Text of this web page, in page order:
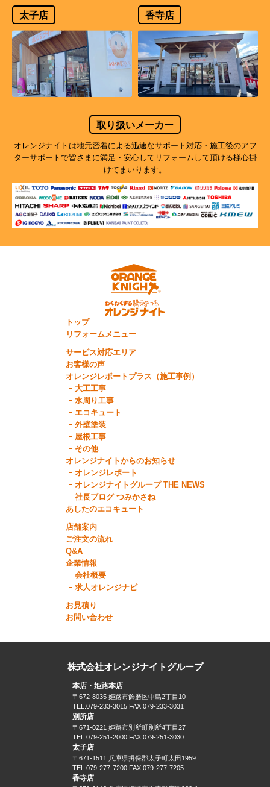
太子店 香寺店
取り扱いメーカー
オレンジナイトは地元密着による迅速なサポート対応・施工後のアフ
ターサポートで皆さまに満足・安心してリフォームして頂ける様心掛
けてまいります。
トップ
リフォームメニュー
サービス対応エリア
お客様の声
オレンジレポートプラス（施工事例）
大工工事
水周り工事
エコキュート
外壁塗装
屋根工事
その他
オレンジナイトからのお知らせ
オレンジレポート
オレンジナイトグループ THE NEWS
社長ブログ つみかさね
あしたのエコキュート
店舗案内
ご注文の流れ
Q&A
企業情報
会社概要
求人オレンジナビ
お見積り
お問い合わせ
株式会社オレンジナイトグループ
本店・姫路本店
〒672-8035 姫路市飾磨区中島2丁目10
TEL.079-233-3015 FAX.079-233-3031
別所店
〒671-0221 姫路市別所町別所4丁目27
TEL.079-251-2000 FAX.079-251-3030
太子店
〒671-1511 兵庫県揖保郡太子町太田1959
TEL.079-277-7200 FAX.079-277-7205
香寺店